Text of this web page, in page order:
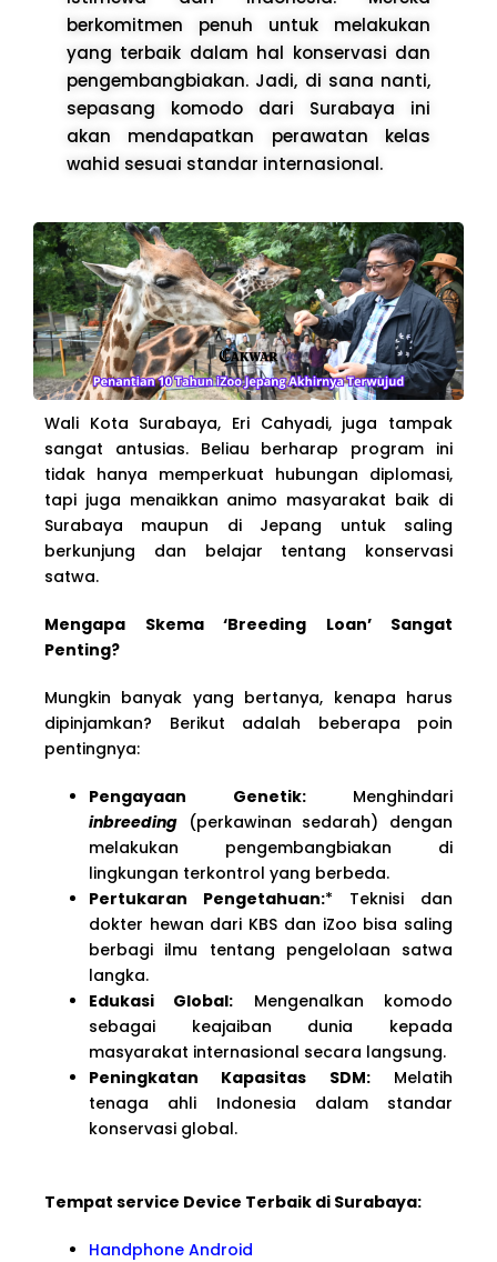
berkomitmen penuh untuk melakukan
yang terbaik dalam hal konservasi dan
pengembangbiakan. Jadi, di sana nanti,
sepasang komodo dari Surabaya ini
akan mendapatkan perawatan kelas
wahid sesuai standar internasional.
Wali Kota Surabaya, Eri Cahyadi, juga tampak
sangat antusias. Beliau berharap program ini
tidak hanya memperkuat hubungan diplomasi,
tapi juga menaikkan animo masyarakat baik di
Surabaya maupun di Jepang untuk saling
berkunjung dan belajar tentang konservasi
satwa.
Mengapa Skema ‘Breeding Loan’ Sangat
Penting?
Mungkin banyak yang bertanya, kenapa harus
dipinjamkan? Berikut adalah beberapa poin
pentingnya:
Pengayaan Genetik:Menghindari
inbreeding (perkawinan sedarah) dengan
melakukan pengembangbiakan di
lingkungan terkontrol yang berbeda.
Pertukaran Pengetahuan:* Teknisi dan
dokter hewan dari KBS dan iZoo bisa saling
berbagi ilmu tentang pengelolaan satwa
langka.
Edukasi Global: Mengenalkan komodo
sebagai keajaiban dunia kepada
masyarakat internasional secara langsung.
Peningkatan Kapasitas SDM:Melatih
tenaga ahli Indonesia dalam standar
konservasi global.
Tempat service Device Terbaik di Surabaya:
Handphone Android